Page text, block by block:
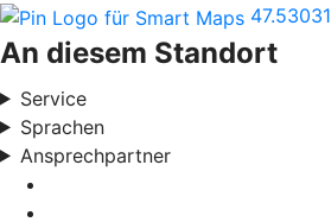
47.53031
An diesem Standort
Service
Sprachen
Ansprechpartner